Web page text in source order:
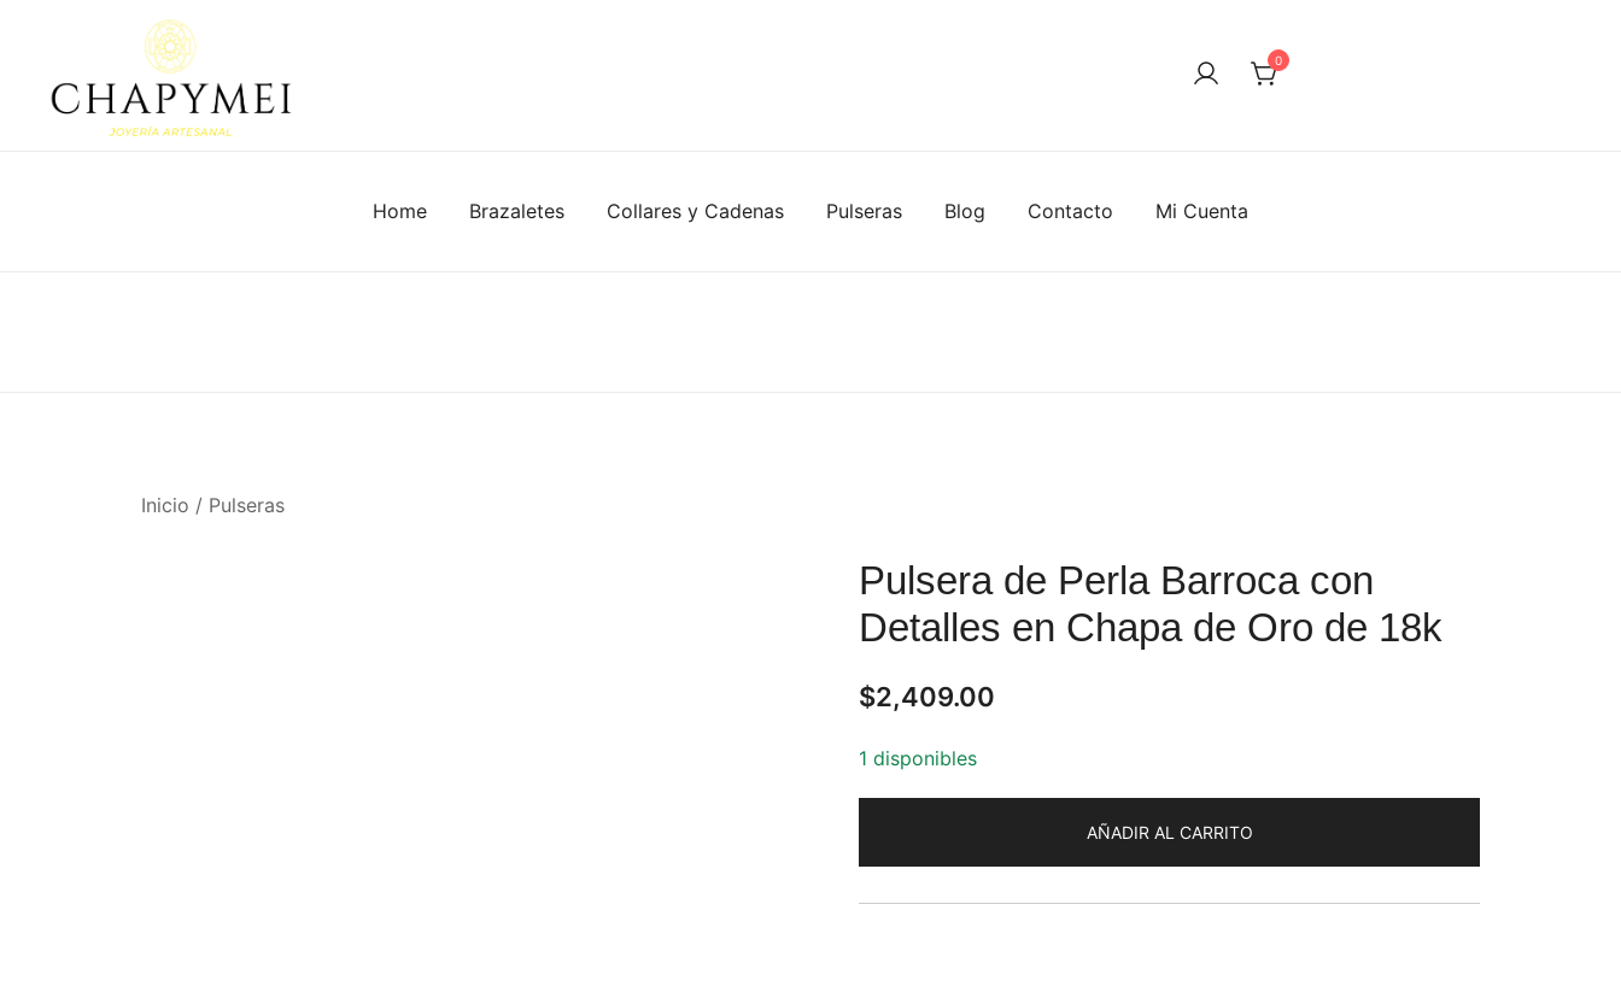
content
0
Home Brazaletes Collares y Cadenas Pulseras Blog Contacto Mi Cuenta
Inicio / Pulseras
Pulsera de Perla Barroca con
Detalles en Chapa de Oro de 18k
$2,409.00
1 disponibles
AÑADIR AL CARRITO